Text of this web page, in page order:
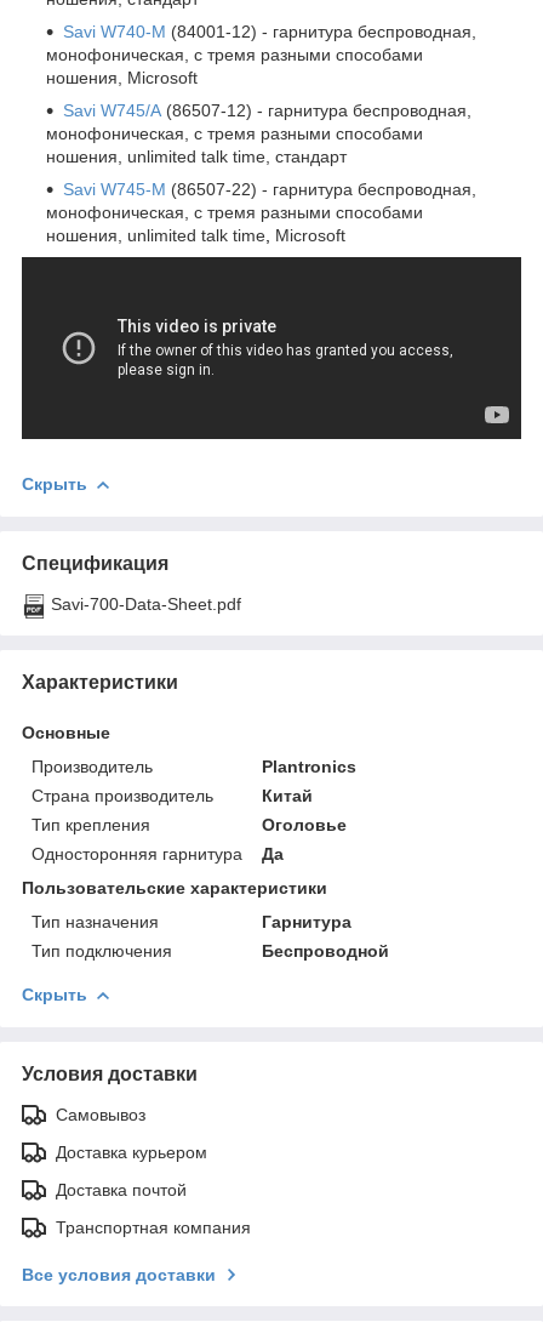
Savi W740-M (84001-12) - гарнитура беспроводная,
монофоническая, с тремя разными способами
ношения
Microsoft
Savi W745/A (86507-12) - гарнитура беспроводная,
монофоническая, с тремя разными способами
ношения
unlimited talk time, стандарт
Savi W745-M (86507-22) - гарнитура беспроводная,
монофоническая, с тремя разными способами
ношения
unlimited talk time Microsoft
Скрыть
Спецификация
Savi-700-Data-Sheet.pdf
Характеристики
Основные
Производитель
Plantronics
Страна производитель
Китай
Тип крепления
Оголовье
Односторонняя гарнитура
Да
Пользовательские характеристики
Тип назначения
Гарнитура
Тип подключения
Беспроводной
Скрыть
Условия доставки
Самовывоз
Доставка курьером
Доставка почтой
Транспортная компания
Все условия доставки